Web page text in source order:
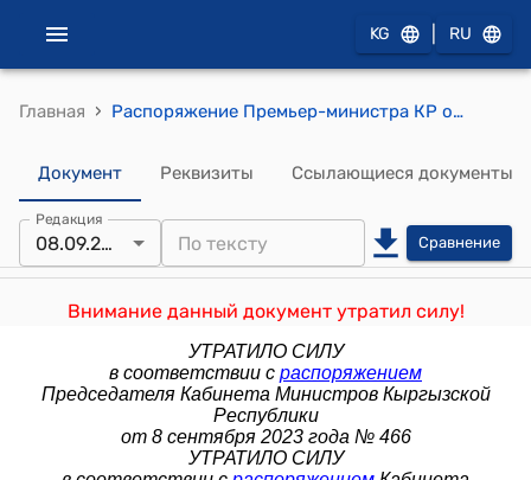
KG RU
Главная › Распоряжение Премьер-министра КР от 22 июля 2015 года №323 (Об образовании общегосударственной конкурсной комиссии)
Документ Реквизиты Ссылающиеся документы
Редакция
08.09.2023 Сравнение
Внимание данный документ утратил силу!